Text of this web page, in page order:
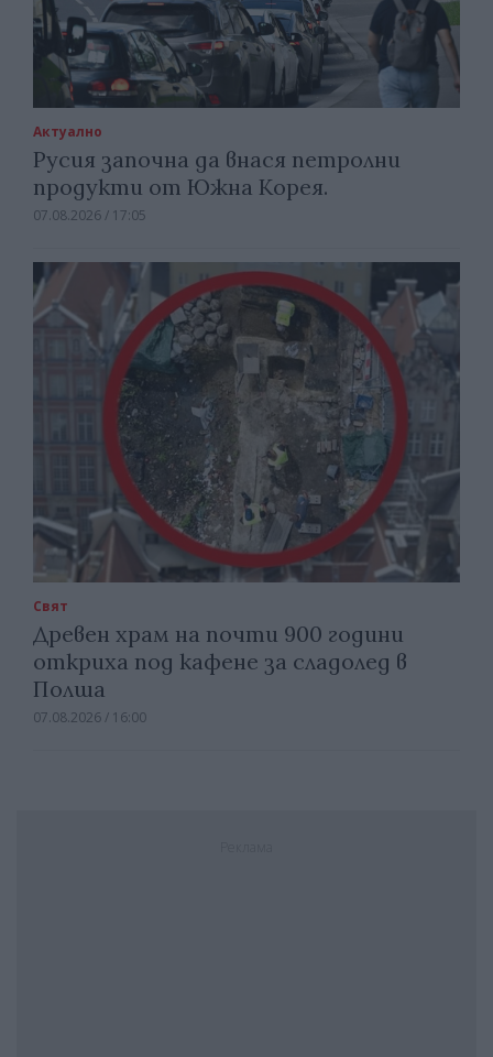
Актуално
Русия започна да внася петролни
продукти от Южна Корея.
07.08.2026 / 17:05
Свят
Древен храм на почти 900 години
откриха под кафене за сладолед в
Полша
07.08.2026 / 16:00